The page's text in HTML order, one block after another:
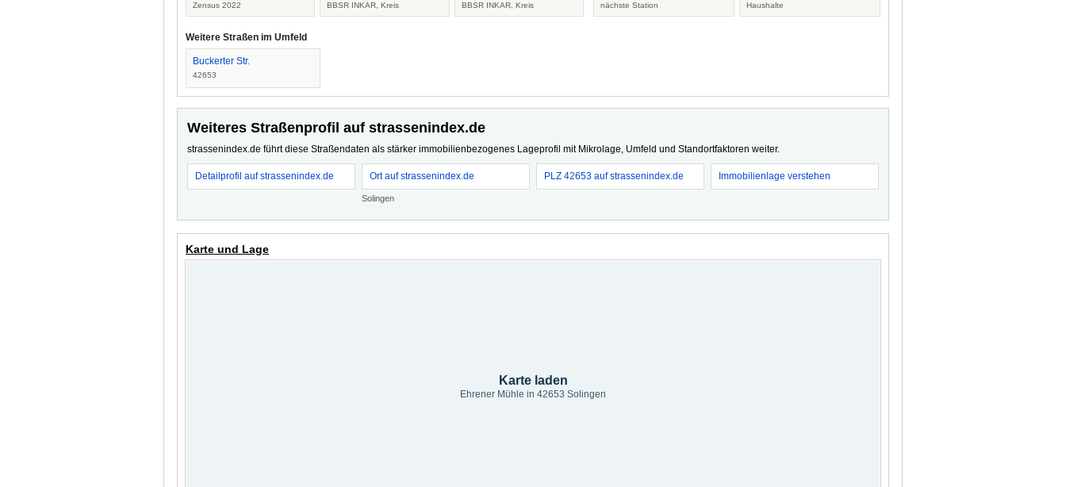
Zensus 2022 BBSR INKAR, Kreis BBSR INKAR, Kreis nächste Station Haushalte
Weitere Straßen im Umfeld
Buckerter Str.
42653
Weiteres Straßenprofil auf strassenindex.de
strassenindex.de führt diese Straßendaten als stärker immobilienbezogenes Lageprofil mit Mikrolage, Umfeld und Standortfaktoren weiter.
Detailprofil auf strassenindex.de Ort auf strassenindex.de
Solingen
PLZ 42653 auf strassenindex.de Immobilienlage verstehen
Karte und Lage
Karte laden
Ehrener Mühle in 42653 Solingen